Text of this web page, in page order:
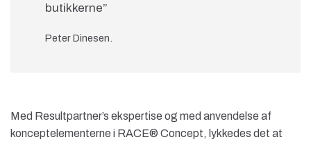
butikkerne”
Peter Dinesen.
Med Resultpartner’s ekspertise og med anvendelse af
konceptelementerne i RACE® Concept, lykkedes det at